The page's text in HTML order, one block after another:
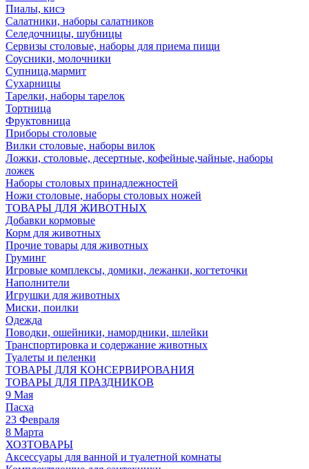
Пиалы, кисэ
Салатники, наборы салатников
Селедочницы, шубницы
Сервизы столовые, наборы для приема пищи
Соусники, молочники
Супница,мармит
Сухарницы
Тарелки, наборы тарелок
Тортница
Фруктовница
Приборы столовые
Вилки столовые, наборы вилок
Ложки, столовые, десертные, кофейные,чайные, наборы
ложек
Наборы столовых принадлежностей
Ножи столовые, наборы столовых ножей
ТОВАРЫ ДЛЯ ЖИВОТНЫХ
Добавки кормовые
Корм для животных
Прочие товары для животных
Груминг
Игровые комплексы, домики, лежанки, когтеточки
Наполнители
Игрушки для животных
Миски, поилки
Одежда
Поводки, ошейники, намордники, шлейки
Транспортировка и содержание животных
Туалеты и пеленки
ТОВАРЫ ДЛЯ КОНСЕРВИРОВАНИЯ
ТОВАРЫ ДЛЯ ПРАЗДНИКОВ
9 Мая
Пасха
23 Февраля
8 Марта
ХОЗТОВАРЫ
Аксессуары для ванной и туалетной комнаты